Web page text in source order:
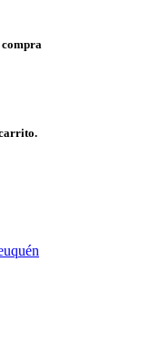
compra